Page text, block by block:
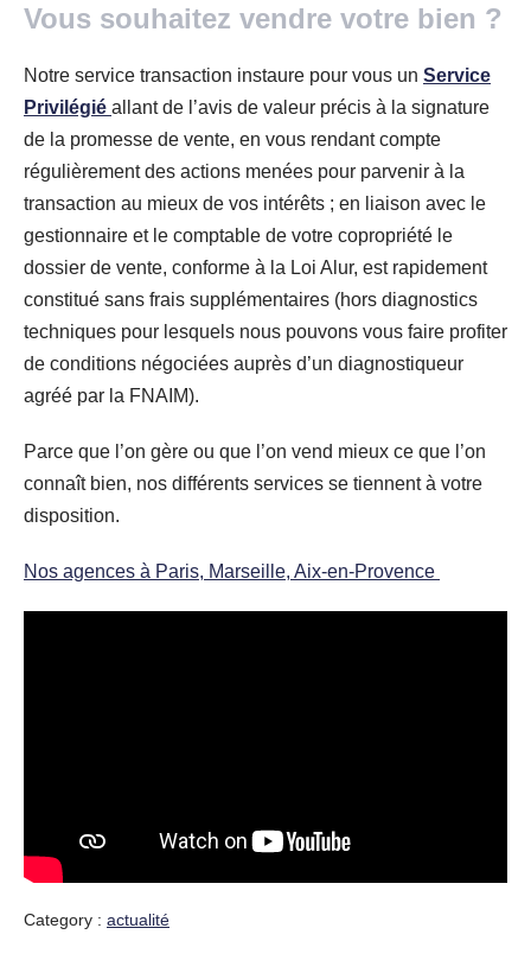
Vous souhaitez vendre votre bien ?
Notre service transaction instaure pour vous un Service
Privilégié allant de l’avis de valeur précis à la signature
de la promesse de vente, en vous rendant compte
régulièrement des actions menées pour parvenir à la
transaction au mieux de vos intérêts ; en liaison avec le
gestionnaire et le comptable de votre copropriété le
dossier de vente, conforme à la Loi Alur, est rapidement
constitué sans frais supplémentaires (hors diagnostics
techniques pour lesquels nous pouvons vous faire profiter
de conditions négociées auprès d’un diagnostiqueur
agréé par la FNAIM).
Parce que l’on gère ou que l’on vend mieux ce que l’on
connaît bien, nos différents services se tiennent à votre
disposition.
Nos agences à Paris, Marseille, Aix-en-Provence
Category : actualité